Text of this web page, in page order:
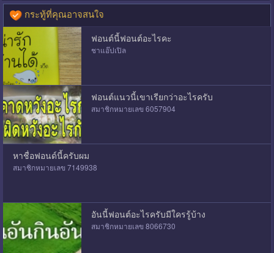
กระทู้ที่คุณอาจสนใจ
ฟอนต์นี้ฟอนต์อะไรคะ
ชาแอ๊ปเปิล
ฟอนต์แนวนี้เขาเรียกว่าอะไรครับ
สมาชิกหมายเลข 6057904
หาชื่อฟอนด์นี้ครับผม
สมาชิกหมายเลข 7149938
อันนี้ฟอนต์อะไรครับมีใครรู้บ้าง
สมาชิกหมายเลข 8066730